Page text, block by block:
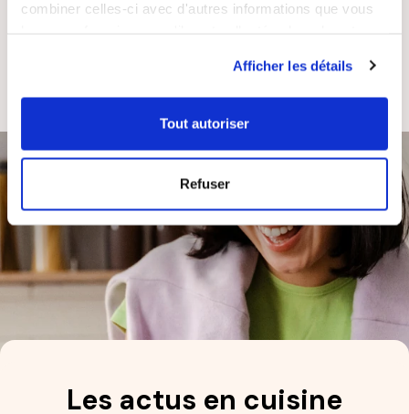
combiner celles-ci avec d'autres informations que vous
Afficher les détails
Tout autoriser
Refuser
FRANÇAISE
Les actus en cuisine